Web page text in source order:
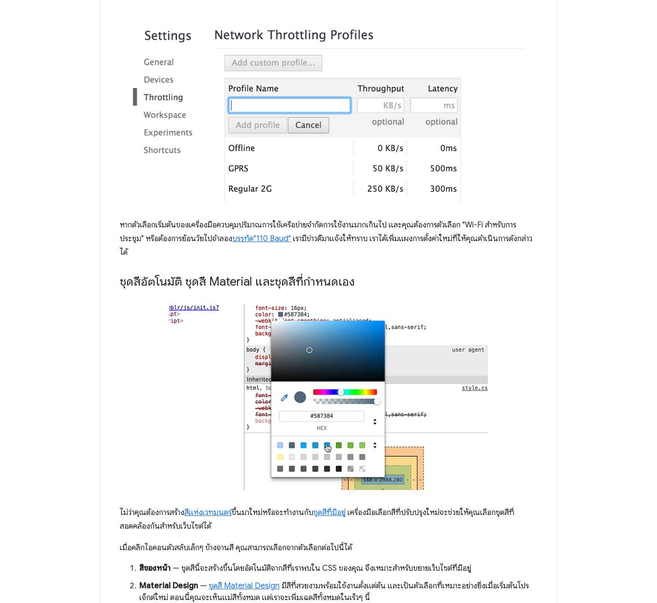
หากตัวเลือกเริ่มต้นของเครื่องมือควบคุมปริมาณการใช้เครือข่ายจํากัดการใช้งานมากเกินไป และคุณต้องการตัวเลือก "Wi-Fi สำหรับการ
ประชุม" หรือต้องการย้อนวัยไปจำลองบรรทัด"110 Baud" เรามีข่าวดีมาแจ้งให้ทราบ เราได้เพิ่มแผงการตั้งค่าใหม่ที่ให้คุณดำเนินการดังกล่าว
ได้
ชุดสีอัตโนมัติ ชุดสี Material และชุดสีที่กำหนดเอง
ไม่ว่าคุณต้องการสร้างสีแห่งเวทมนตร์ขึ้นมาใหม่หรือจะทำงานกับชุดสีที่มีอยู่ เครื่องมือเลือกสีที่ปรับปรุงใหม่จะช่วยให้คุณเลือกชุดสีที่
สอดคล้องกันสำหรับเว็บไซต์ได้
เมื่อคลิกไอคอนตัวสลับเล็กๆ ข้างจานสี คุณสามารถเลือกจากตัวเลือกต่อไปนี้ได้
สีของหน้า — ชุดสีนี้จะสร้างขึ้นโดยอัตโนมัติจากสีที่เราพบใน CSS ของคุณ จึงเหมาะสําหรับขยายเว็บไซต์ที่มีอยู่
Material Design — ชุดสี Material Design มีสีที่สวยงามพร้อมใช้งานตั้งแต่ต้น และเป็นตัวเลือกที่เหมาะอย่างยิ่งเมื่อเริ่มต้นโปร
เจ็กต์ใหม่ ตอนนี้คุณจะเห็นแม่สีทั้งหมด แต่เราจะเพิ่มเฉดสีทั้งหมดในเร็วๆ นี้